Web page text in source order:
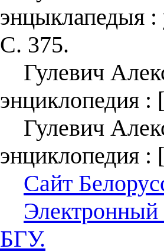
энцыклапедыя
С. 375.
Гулевич
энциклопедия
Гулевич
энциклопедия
Сайт
Электронный
БГУ.